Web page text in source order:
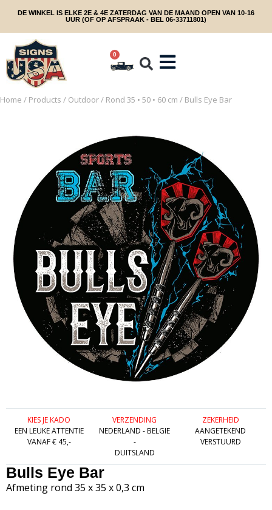
DE WINKEL IS ELKE 2E & 4E ZATERDAG VAN DE MAAND OPEN VAN 10-16
UUR (OF OP AFSPRAAK - BEL 06-33711801)
0
Home / Products / Outdoor/ Rond 35 • 50 • 60 cm / Bulls Eye Bar
KIES JE KADO
EEN LEUKE ATTENTIE
VANAF € 45,-
VERZENDING
NEDERLAND - BELGIE
-
DUITSLAND
ZEKERHEID
AANGETEKEND
VERSTUURD
Bulls Eye Bar
Afmeting rond 35 x 35 x 0,3 cm